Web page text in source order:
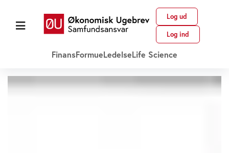
Log ud
Log ind
FinansFormueLedelseLife Science